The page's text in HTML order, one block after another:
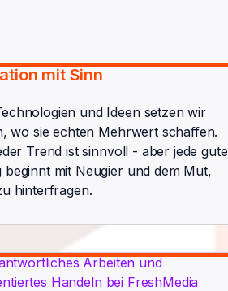
mit Sinn
und Ideen setzen wir
wo sie echten Mehrwert schaffen.
Trend ist sinnvoll - aber jede gute
beginnt mit Neugier und dem Mut,
hinterfragen.